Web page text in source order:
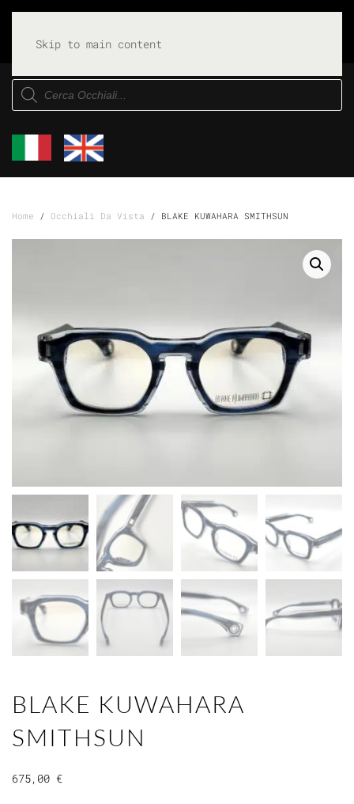
Skip to main content
Products
search
Home / Occhiali Da Vista / BLAKE KUWAHARA SMITHSUN
BLAKE KUWAHARA
SMITHSUN
675,00 €